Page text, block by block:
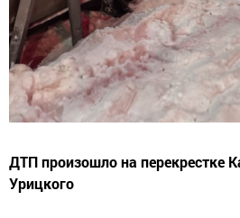
ДТП произошло на перекрестке
Урицкого